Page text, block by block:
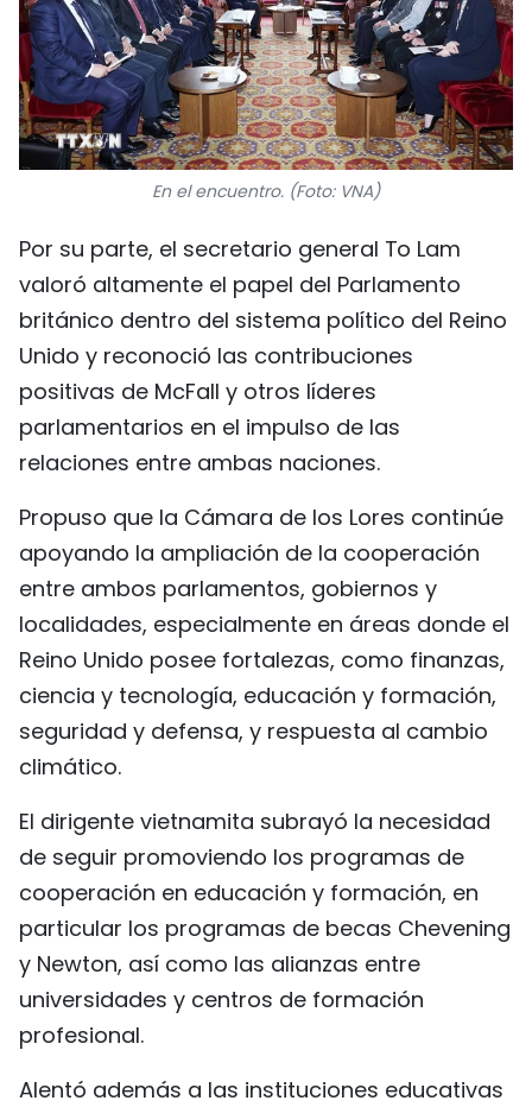
En el encuentro. (Foto: VNA)
Por su parte, el secretario general To Lam
valoró altamente el papel del Parlamento
británico dentro del sistema político del Reino
Unido y reconoció las contribuciones
positivas de McFall y otros líderes
parlamentarios en el impulso de las
relaciones entre ambas naciones.
Propuso que la Cámara de los Lores continúe
apoyando la ampliación de la cooperación
entre ambos parlamentos, gobiernos y
localidades, especialmente en áreas donde el
Reino Unido posee fortalezas, como finanzas,
ciencia y tecnología, educación y formación,
seguridad y defensa, y respuesta al cambio
climático.
El dirigente vietnamita subrayó la necesidad
de seguir promoviendo los programas de
cooperación en educación y formación, en
particular los programas de becas Chevening
y Newton, así como las alianzas entre
universidades y centros de formación
profesional.
Alentó además a las instituciones educativas